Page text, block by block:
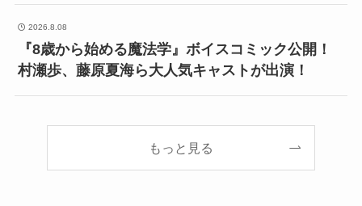
2026.8.08
『8歳から始める魔法学』ボイスコミック公開！
村瀬歩、藤原夏海ら大人気キャストが出演！
もっと見る